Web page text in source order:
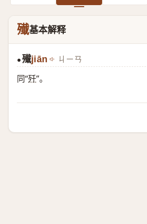
殱基本解释
●殱jiān ㄐㄧㄢ
同“歼”。